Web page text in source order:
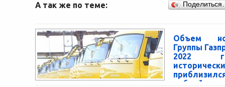
А так же по теме:
Объем
Группы
2022
рублей